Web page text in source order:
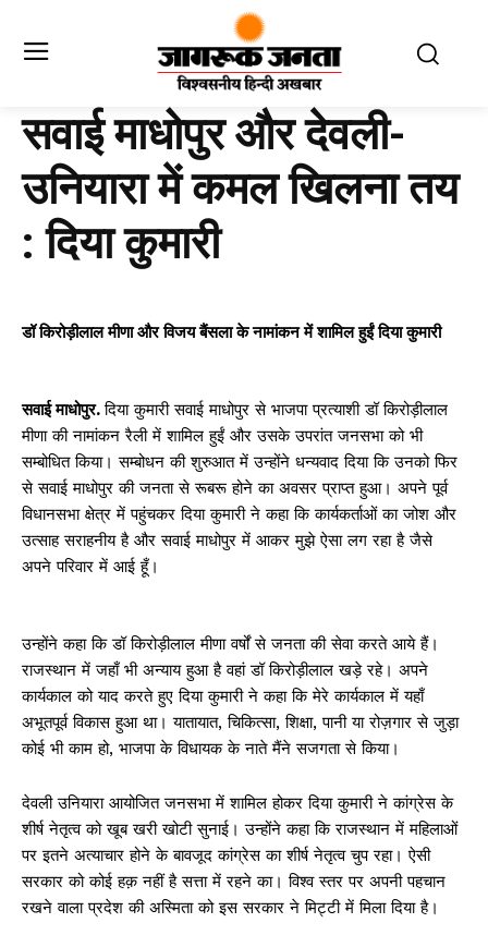
सवाई माधोपुर और देवली-
उनियारा में कमल खिलना तय
: दिया कुमारी
डॉ किरोड़ीलाल मीणा और विजय बैंसला के नामांकन में शामिल हुईं दिया कुमारी
सवाई माधोपुर.दिया कुमारी सवाई माधोपुर से भाजपा प्रत्याशी डॉ किरोड़ीलाल
मीणा की नामांकन रैली में शामिल हुईं और उसके उपरांत जनसभा को भी
सम्बोधित किया। सम्बोधन की शुरुआत में उन्होंने धन्यवाद दिया कि उनको फिर
से सवाई माधोपुर की जनता से रूबरू होने का अवसर प्राप्त हुआ। अपने पूर्व
विधानसभा क्षेत्र में पहुंचकर दिया कुमारी ने कहा कि कार्यकर्ताओं का जोश और
उत्साह सराहनीय है और सवाई माधोपुर में आकर मुझे ऐसा लग रहा है जैसे
अपने परिवार में आई हूँ।
उन्होंने कहा कि डॉ किरोड़ीलाल मीणा वर्षों से जनता की सेवा करते आये हैं।
राजस्थान में जहाँ भी अन्याय हुआ है वहां डॉ किरोड़ीलाल खड़े रहे। अपने
कार्यकाल को याद करते हुए दिया कुमारी ने कहा कि मेरे कार्यकाल में यहाँ
अभूतपूर्व विकास हुआ था। यातायात, चिकित्सा, शिक्षा, पानी या रोज़गार से जुड़ा
कोई भी काम हो, भाजपा के विधायक के नाते मैंने सजगता से किया।
देवली उनियारा आयोजित जनसभा में शामिल होकर दिया कुमारी ने कांग्रेस के
शीर्ष नेतृत्व को खूब खरी खोटी सुनाई। उन्होंने कहा कि राजस्थान में महिलाओं
पर इतने अत्याचार होने के बावजूद कांग्रेस का शीर्ष नेतृत्व चुप रहा। ऐसी
सरकार को कोई हक़ नहीं है सत्ता में रहने का। विश्व स्तर पर अपनी पहचान
रखने वाला प्रदेश की अस्मिता को इस सरकार ने मिट्टी में मिला दिया है।